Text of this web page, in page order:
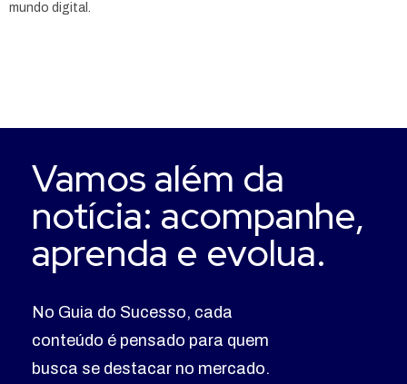
mundo digital.
Vamos além da
notícia: acompanhe,
aprenda e evolua.
No Guia do Sucesso, cada
conteúdo é pensado para quem
busca se destacar no mercado.